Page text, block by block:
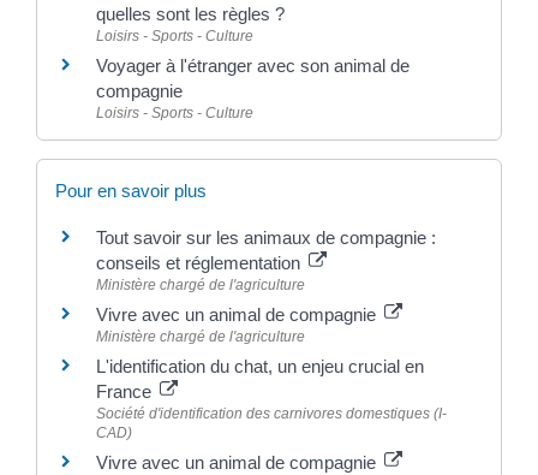
quelles sont les règles ?
Loisirs - Sports - Culture
Voyager à l'étranger avec son animal de
compagnie
Loisirs - Sports - Culture
Pour en savoir plus
Tout savoir sur les animaux de compagnie :
conseils et réglementation
Ministère chargé de l'agriculture
Vivre avec un animal de compagnie
Ministère chargé de l'agriculture
L'identification du chat, un enjeu crucial en
France
Société d'identification des carnivores domestiques (I-
CAD)
Vivre avec un animal de compagnie